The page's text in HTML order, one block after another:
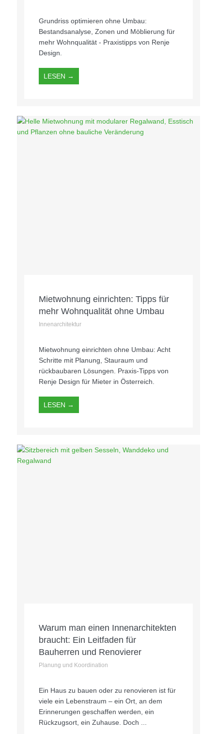
Grundriss optimieren ohne Umbau:
Bestandsanalyse, Zonen und Möblierung für
mehr Wohnqualität - Praxistipps von Renje
Design.
LESEN →
Mietwohnung einrichten: Tipps für
mehr Wohnqualität ohne Umbau
Innenarchitektur
Mietwohnung einrichten ohne Umbau: Acht
Schritte mit Planung, Stauraum und
rückbaubaren Lösungen. Praxis-Tipps von
Renje Design für Mieter in Österreich.
LESEN →
Warum man einen Innenarchitekten
braucht: Ein Leitfaden für
Bauherren und Renovierer
Planung und Koordination
Ein Haus zu bauen oder zu renovieren ist für
viele ein Lebenstraum – ein Ort, an dem
Erinnerungen geschaffen werden, ein
Rückzugsort, ein Zuhause. Doch ...